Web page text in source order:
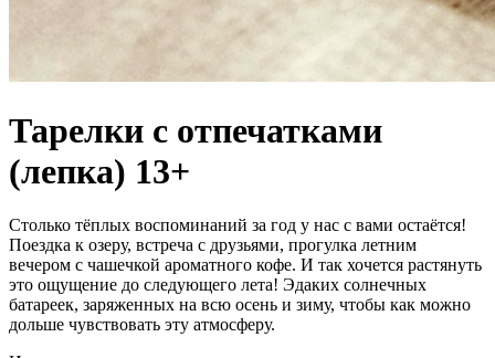
Тарелки с отпечатками
(лепка) 13+
Столько тёплых воспоминаний за год у нас с вами остаётся!
Поездка к озеру, встреча с друзьями, прогулка летним
вечером с чашечкой ароматного кофе. И так хочется растянуть
это ощущение до следующего лета! Эдаких солнечных
батареек, заряженных на всю осень и зиму, чтобы как можно
дольше чувствовать эту атмосферу.